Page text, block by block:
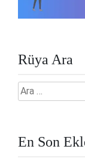
Rüya Ara
Arama:
En Son